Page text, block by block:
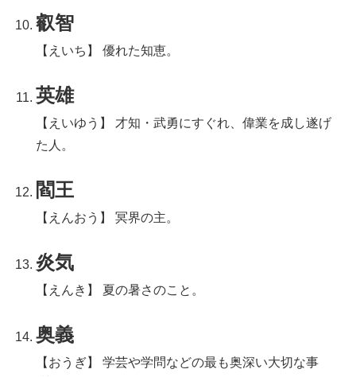
叡智
【えいち】 優れた知恵。
英雄
【えいゆう】 才知・武勇にすぐれ、偉業を成し遂げ
た人。
閻王
【えんおう】 冥界の主。
炎気
【えんき】 夏の暑さのこと。
奥義
【おうぎ】 学芸や学問などの最も奥深い大切な事